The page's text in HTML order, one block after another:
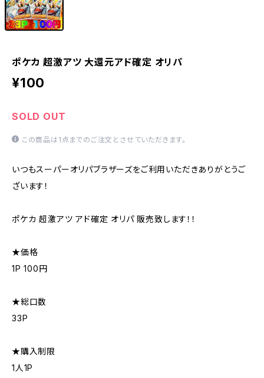
ポケカ 超激アツ 大還元アド確定 オリパ
¥100
SOLD OUT
この商品は1点までのご注文とさせていただきます。
いつもスーパーオリパブラザーズをご利用いただきありがとうご
ざいます！
ポケカ 超激アツ アド確定 オリパ 販売致します！！
★価格
1P 100円
★総口数
33P
★購入制限
1人1P